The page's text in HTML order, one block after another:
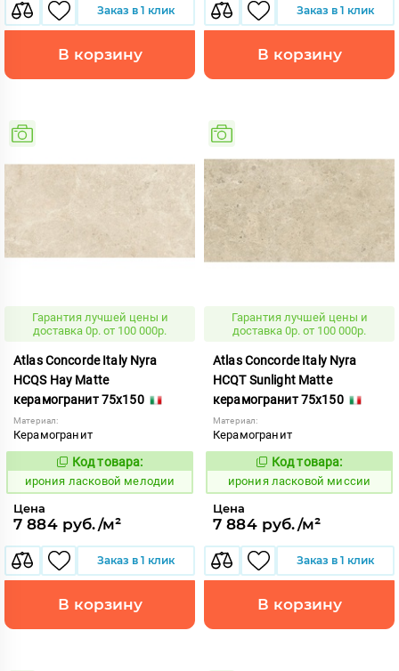
Заказ в 1 клик
В корзину
Заказ в 1 клик
В корзину
Гарантия лучшей цены и
доставка 0р. от 100 000р.
Atlas Concorde Italy Nyra
HCQS Hay Matte
керамогранит 75x150
Материал:
Керамогранит
1099048
Код товара:
ирония ласковой мелодии
Цена
7 884 руб./м²
Заказ в 1 клик
В корзину
Гарантия лучшей цены и
доставка 0р. от 100 000р.
Atlas Concorde Italy Nyra
HCQT Sunlight Matte
керамогранит 75x150
Материал:
Керамогранит
1099052
Код товара:
ирония ласковой миссии
Цена
7 884 руб./м²
Заказ в 1 клик
В корзину